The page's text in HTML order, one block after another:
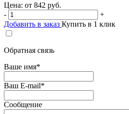
Цена: от 842 руб.
-
+
Добавить в заказ Купить в 1 клик
Обратная связь
Ваше имя*
Ваш E-mail*
Сообщение